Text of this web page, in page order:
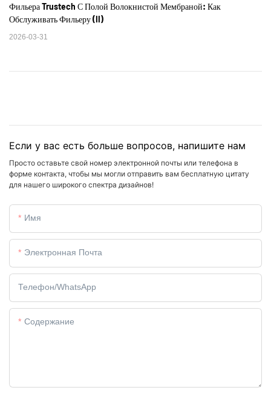
Фильера Trustech С Полой Волокнистой Мембраной: Как
Обслуживать Фильеру (II)
2026-03-31
Если у вас есть больше вопросов, напишите нам
Просто оставьте свой номер электронной почты или телефона в
форме контакта, чтобы мы могли отправить вам бесплатную цитату
для нашего широкого спектра дизайнов!
Имя
Электронная Почта
Телефон/WhatsApp
Содержание